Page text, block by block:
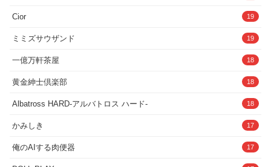
Cior 19
ミミズサウザンド 19
一億万軒茶屋 18
黄金紳士倶楽部 18
Albatross HARD‐アルバトロス ハード‐ 18
かみしき 17
俺のAIする肉便器 17